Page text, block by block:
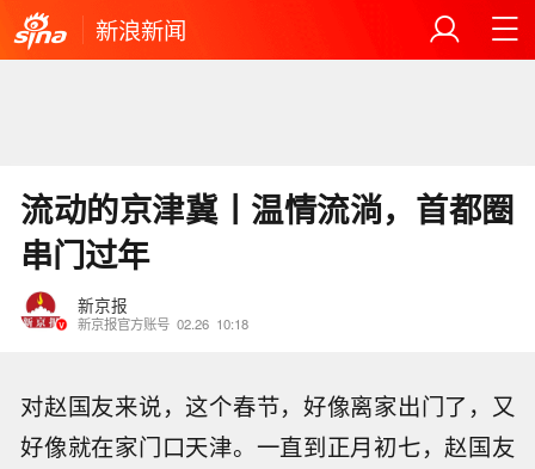
新浪新闻
流动的京津冀丨温情流淌，首都圈
串门过年
新京报
新京报官方账号 02.26 10:18
对赵国友来说，这个春节，好像离家出门了，又
好像就在家门口天津。一直到正月初七，赵国友